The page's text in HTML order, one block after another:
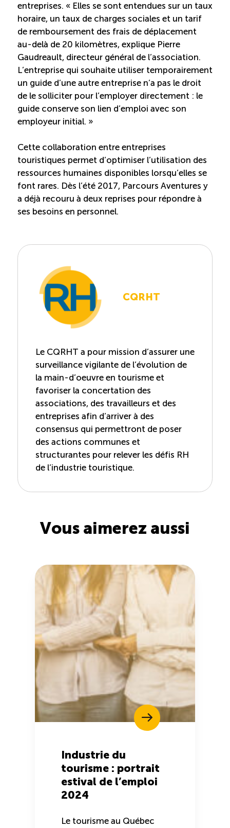
entreprises. « Elles se sont entendues sur un taux
horaire, un taux de charges sociales et un tarif
de remboursement des frais de déplacement
au-delà de 20 kilomètres, explique Pierre
Gaudreault, directeur général de l’association.
L’entreprise qui souhaite utiliser temporairement
un guide d’une autre entreprise n’a pas le droit
de le solliciter pour l’employer directement : le
guide conserve son lien d’emploi avec son
employeur initial. »
Cette collaboration entre entreprises
touristiques permet d’optimiser l’utilisation des
ressources humaines disponibles lorsqu’elles se
font rares. Dès l’été 2017, Parcours Aventures y
a déjà recouru à deux reprises pour répondre à
ses besoins en personnel.
CQRHT
Le CQRHT a pour mission d’assurer une
surveillance vigilante de l’évolution de
la main-d’oeuvre en tourisme et
favoriser la concertation des
associations, des travailleurs et des
entreprises afin d’arriver à des
consensus qui permettront de poser
des actions communes et
structurantes pour relever les défis RH
de l’industrie touristique.
Vous aimerez aussi
Industrie du
tourisme : portrait
estival de l’emploi
2024
Le tourisme au Québec